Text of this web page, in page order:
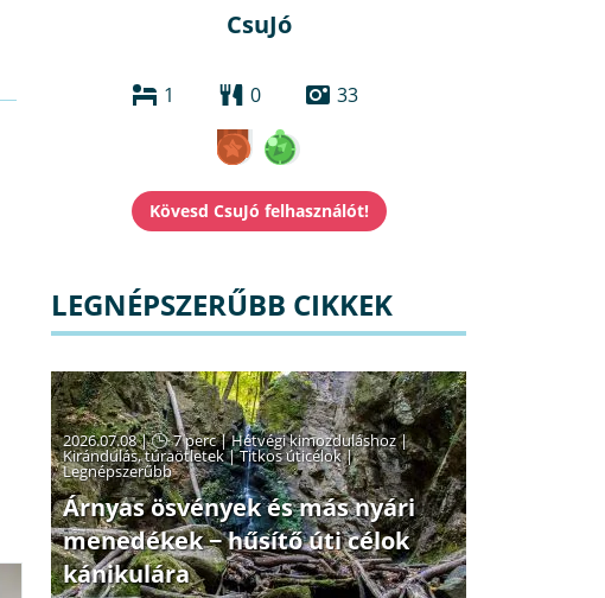
CsuJó
1 0 33
LEGNÉPSZERŰBB CIKKEK
2026.07.08 | 7 perc|Hétvégi kimozduláshoz|
Kirándulás, túraötletek|Titkos úticélok|
Legnépszerűbb
Árnyas ösvények és más nyári
menedékek − hűsítő úti célok
kánikulára